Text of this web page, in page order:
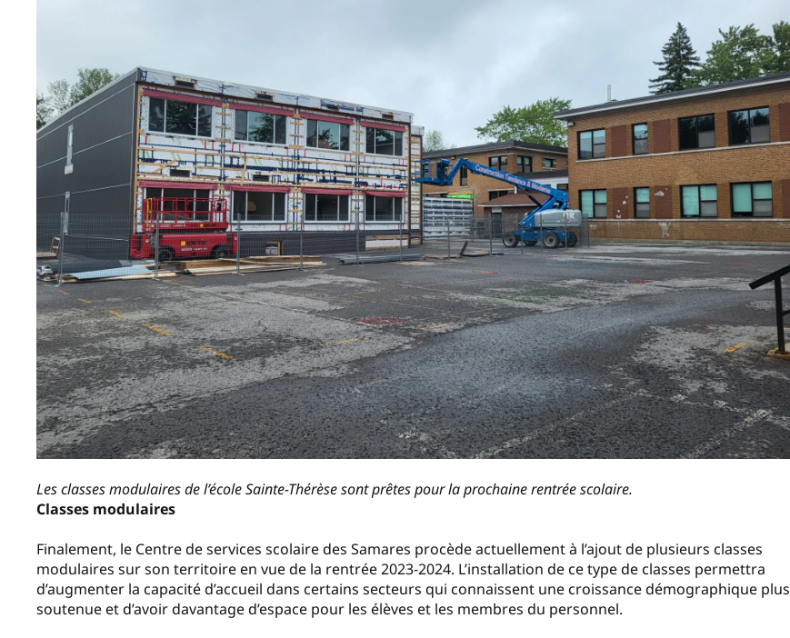
Les classes modulaires de l’école Sainte-Thérèse sont prêtes pour la prochaine rentrée scolaire.
Classes modulaires
Finalement, le Centre de services scolaire des Samares procède actuellement à l’ajout de plusieurs classes
modulaires sur son territoire en vue de la rentrée 2023-2024. L’installation de ce type de classes permettra
d’augmenter la capacité d’accueil dans certains secteurs qui connaissent une croissance démographique plus
soutenue et d’avoir davantage d’espace pour les élèves et les membres du personnel.